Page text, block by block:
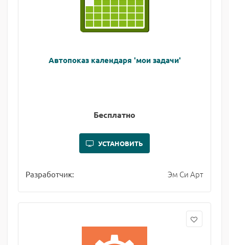
Автопоказ календаря 'мои задачи'
Бесплатно
УСТАНОВИТЬ
Разработчик: Эм Си Арт